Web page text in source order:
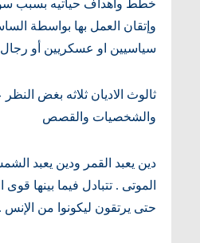
خطط واهداف حياتيه بسبب سوء
وإتقان العمل بها بواسطة الساسه
سياسيين او عسكريين أو رجال دين .
ثالوث الاديان ثلاثه بغض النظر
والشخصيات والقصص
دين يعبد القمر ودين يعبد الشمس
الموتى . تتبادل فيما بينها قوى
حتى يرتقون ليكونوا من الإنس .